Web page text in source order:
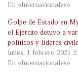
En «Internacionales»
Golpe de Estado en
el Ejército detuvo a
políticos y líderes
lunes, 1 febrero 2021
En «Internacionales»